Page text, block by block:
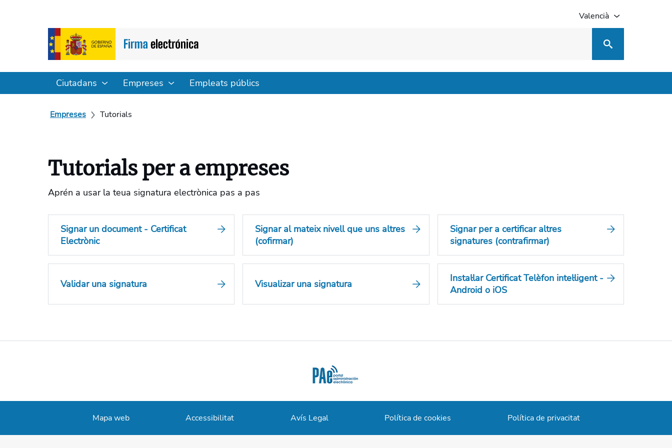
Valencià
Ciutadans Empreses Empleats públics
Empreses Tutorials
Tutorials per a empreses
Aprén a usar la teua signatura electrònica pas a pas
Signar un document - Certificat
Electrònic
Signar al mateix nivell que uns altres
(cofirmar)
Signar per a certificar altres
signatures (contrafirmar)
Validar una signatura Visualizar una signatura
Instal·lar Certificat Telèfon intel·ligent -
Android o iOS
Mapa web Accessibilitat Avís Legal Política de cookies Política de privacitat